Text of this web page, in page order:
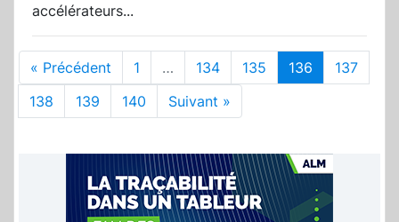
accélérateurs...
« Précédent 1 … 134 135 136
137
138
139 140 Suivant »